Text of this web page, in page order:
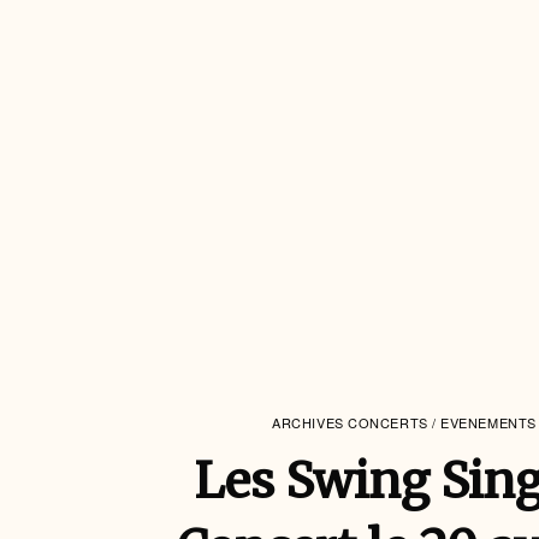
ARCHIVES CONCERTS / EVENEMENTS
Les Swing